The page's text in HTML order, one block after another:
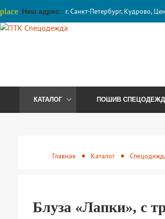
place Наш адрес: г. Санкт-Петербург, Кудрово,
КАТАЛОГ ПОШИВ
Главная Каталог
Блуза «Лапки», с